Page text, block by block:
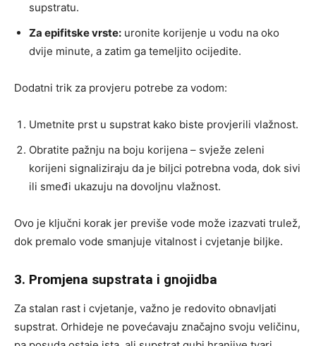
supstratu.
Za epifitske vrste: uronite korijenje u vodu na oko
dvije minute, a zatim ga temeljito ocijedite.
Dodatni trik za provjeru potrebe za vodom:
Umetnite prst u supstrat kako biste provjerili vlažnost.
Obratite pažnju na boju korijena – svježe zeleni
korijeni signaliziraju da je biljci potrebna voda, dok sivi
ili smeđi ukazuju na dovoljnu vlažnost.
Ovo je ključni korak jer previše vode može izazvati trulež,
dok premalo vode smanjuje vitalnost i cvjetanje biljke.
3. Promjena supstrata i gnojidba
Za stalan rast i cvjetanje, važno je redovito obnavljati
supstrat. Orhideje ne povećavaju značajno svoju veličinu,